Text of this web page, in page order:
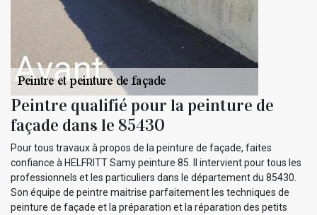
Peintre qualifié pour la peinture de
façade dans le 85430
Pour tous travaux à propos de la peinture de façade, faites
confiance à HELFRITT Samy peinture 85. Il intervient pour tous les
professionnels et les particuliers dans le département du 85430.
Son équipe de peintre maitrise parfaitement les techniques de
peinture de façade et la préparation et la réparation des petits